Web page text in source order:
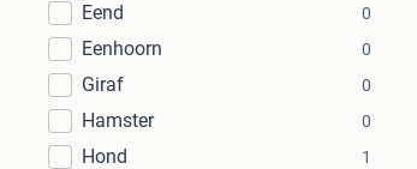
Eend 0
Eenhoorn 0
Giraf 0
Hamster 0
Hond 1